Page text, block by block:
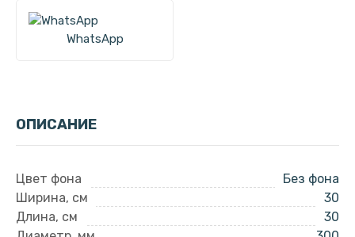
WhatsApp
ОПИСАНИЕ
Цвет фона
Без фона
Ширина, см
30
Длина, см
30